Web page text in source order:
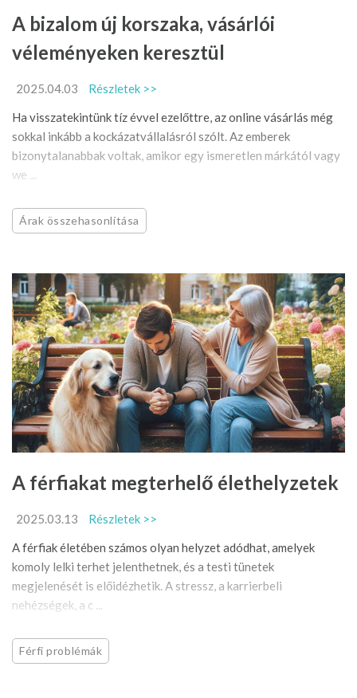
A bizalom új korszaka, vásárlói
véleményeken keresztül
2025.04.03
Részletek >>
Ha visszatekintünk tíz évvel ezelőttre, az online vásárlás még
sokkal inkább a kockázatvállalásról szólt. Az emberek
bizonytalanabbak voltak, amikor egy ismeretlen márkától vagy
we ...
Árak összehasonlítása
A férfiakat megterhelő élethelyzetek
2025.03.13
Részletek >>
A férfiak életében számos olyan helyzet adódhat, amelyek
komoly lelki terhet jelenthetnek, és a testi tünetek
megjelenését is előidézhetik. A stressz, a karrierbeli
nehézségek, a c ...
Férfi problémák